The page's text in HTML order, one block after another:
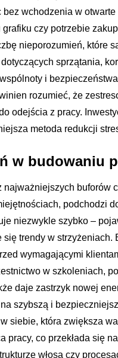
wchodzenia w
czy potrzebie
nieporozumień, które
sprzątania,
i
rozumieć, że
odejścia z pracy.
metoda redukcji
w budowaniu
buforów
podchodzi
niezwykle szybko –
trendy w
wymagającymi
w szkoleniach,
daje zastrzyk nowej
szybszą i
siebie, która zwiększa
pracy, co przekłada się
włosa czy